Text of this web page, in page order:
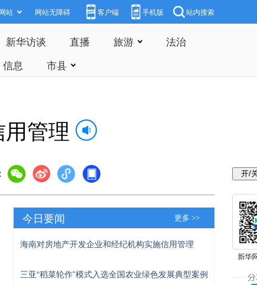
站 网站无障碍 客户端 手机版 站内搜索
新华访谈 直播 旅游
法治
信息 市县
管理
今日要闻 更多 >>
海南对房地产开发企业和经纪机构实施信用管理
三亚“稻菜轮作”模式入选全国农业绿色发展典型案例